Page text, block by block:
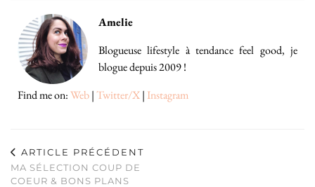
Amelie
Blogueuse lifestyle à tendance feel good, je
blogue depuis 2009 !
Find me on:Web|Twitter/X| Instagram
ARTICLE PRÉCÉDENT
MA SÉLECTION COUP DE
COEUR & BONS PLANS